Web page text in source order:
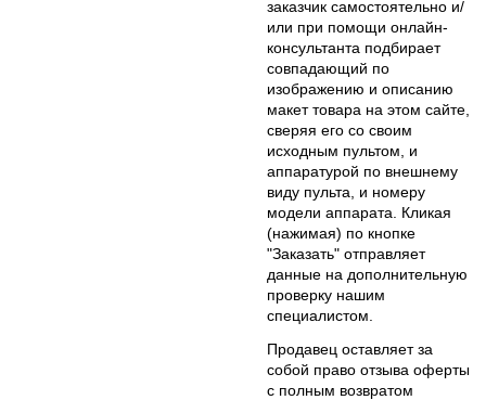
заказчик самостоятельно и/
или при помощи онлайн-
консультанта подбирает
совпадающий по
изображению и описанию
макет товара на этом сайте,
сверяя его со своим
исходным пультом, и
аппаратурой по внешнему
виду пульта, и номеру
модели аппарата. Кликая
(нажимая) по кнопке
"Заказать" отправляет
данные на дополнительную
проверку нашим
специалистом.
Продавец оставляет за
собой право отзыва оферты
с полным возвратом